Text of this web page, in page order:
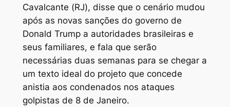
Cavalcante (RJ), disse que o cenário mudou
após as novas sanções do governo de
Donald Trump a autoridades brasileiras e
seus familiares, e fala que serão
necessárias duas semanas para se chegar a
um texto ideal do projeto que concede
anistia aos condenados nos ataques
golpistas de 8 de Janeiro.